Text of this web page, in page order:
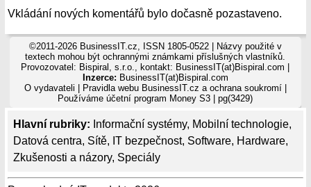
Hlavní rubriky: Informační systémy, Mobilní technologie,
Datová centra, Sítě, IT bezpečnost, Software, Hardware,
Zkušenosti a názory, Speciály
Vkládání nových komentářů bylo dočasně pozastaveno.
©2011-2026 BusinessIT.cz, ISSN 1805-0522 | Názvy použité v
textech mohou být ochrannými známkami příslušných vlastníků.
Provozovatel: Bispiral, s.r.o., kontakt: BusinessIT(at)Bispiral.com |
Inzerce: BusinessIT(at)Bispiral.com
O vydavateli
Pravidla webu BusinessIT.cz a ochrana soukromí|
Používámeúčetní program Money S3 | pg(3429)